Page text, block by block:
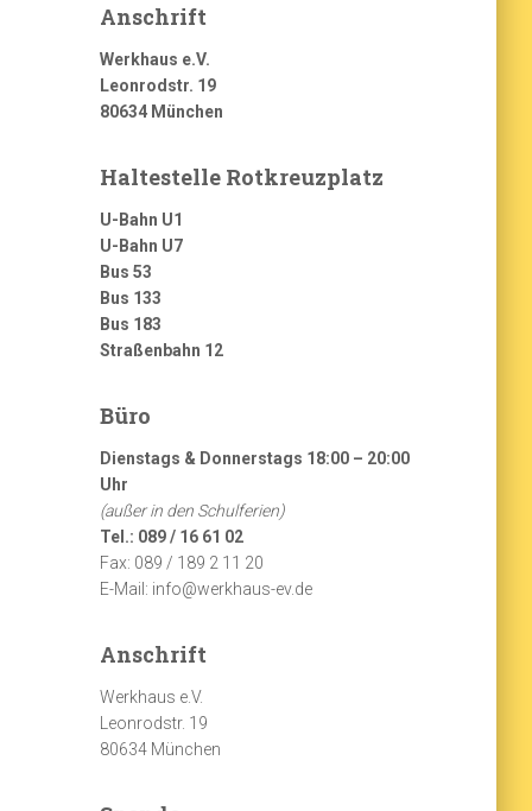
Anschrift
Werkhaus e.V.
Leonrodstr. 19
80634 München
Haltestelle Rotkreuzplatz
U-Bahn U1
U-Bahn U7
Bus 53
Bus 133
Bus 183
Straßenbahn 12
Büro
Dienstags & Donnerstags 18:00 – 20:00
Uhr
(außer in den Schulferien)
Tel.: 089 / 16 61 02
Fax: 089 / 189 2 11 20
E-Mail: info@werkhaus-ev.de
Anschrift
Werkhaus e.V.
Leonrodstr. 19
80634 München